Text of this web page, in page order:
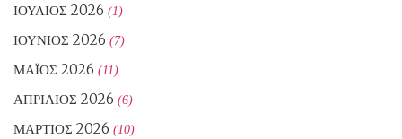
ΙΟΎΛΙΟΣ 2026 (1)
ΙΟΎΝΙΟΣ 2026 (7)
ΜΆΙΟΣ 2026 (11)
ΑΠΡΊΛΙΟΣ 2026 (6)
ΜΆΡΤΙΟΣ 2026 (10)